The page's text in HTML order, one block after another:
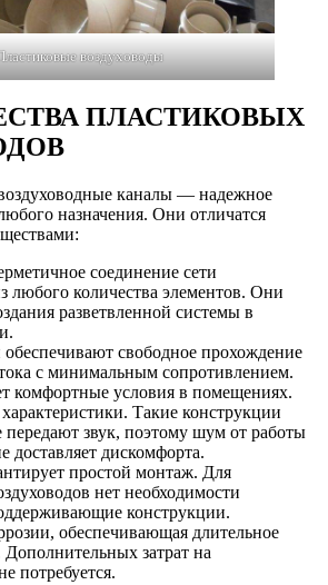
воздуховоды
ПЛАСТИКОВЫХ
каналы — надежное
назначения. Они отличатся
соединение сети
любого количества элементов. Они
разветвленной системы в
обеспечивают свободное прохождение
с минимальным сопротивлением.
комфортные условия в помещениях.
Такие конструкции
передают звук, поэтому шум от работы
доставляет дискомфорта.
простой монтаж. Для
нет необходимости
конструкции.
обеспечивающая длительное
Дополнительных затрат на
потребуется.